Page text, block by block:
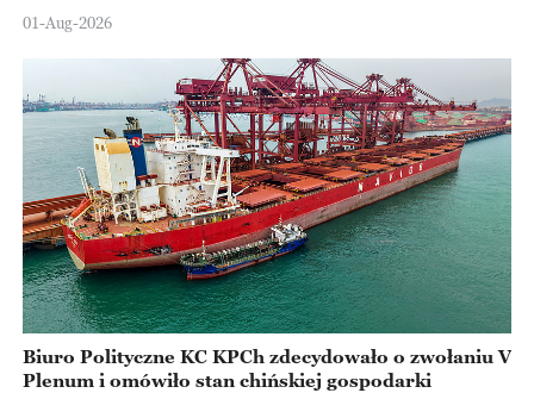
Europejskiej
01-Aug-2026
Biuro Polityczne KC KPCh zdecydowało o zwołaniu V
Plenum i omówiło stan chińskiej gospodarki